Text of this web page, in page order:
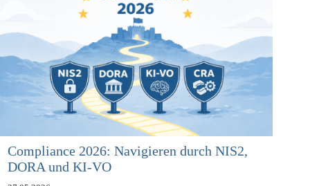
Compliance 2026: Navigieren durch NIS2,
DORA und KI-VO